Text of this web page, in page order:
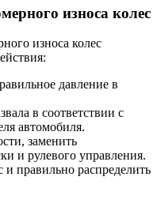
износа колес
износа колес
давление в
в соответствии с
автомобиля.
заменить
и рулевого управления.
и правильно распределить